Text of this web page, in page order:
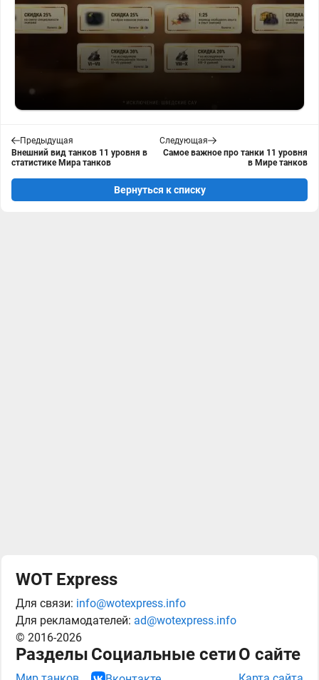
Предыдущая
Внешний вид танков 11 уровня в
статистике Мира танков
Следующая
Самое важное про танки 11 уровня
в Мире танков
Вернуться к списку
WOT Express
Для связи: info@wotexpress.info
Для рекламодателей: ad@wotexpress.info
© 2016-2026
Разделы Социальные сетиО сайте